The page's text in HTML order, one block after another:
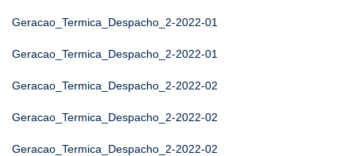
Geracao_Termica_Despacho_2-2022-01
Geracao_Termica_Despacho_2-2022-01
Geracao_Termica_Despacho_2-2022-02
Geracao_Termica_Despacho_2-2022-02
Geracao_Termica_Despacho_2-2022-02